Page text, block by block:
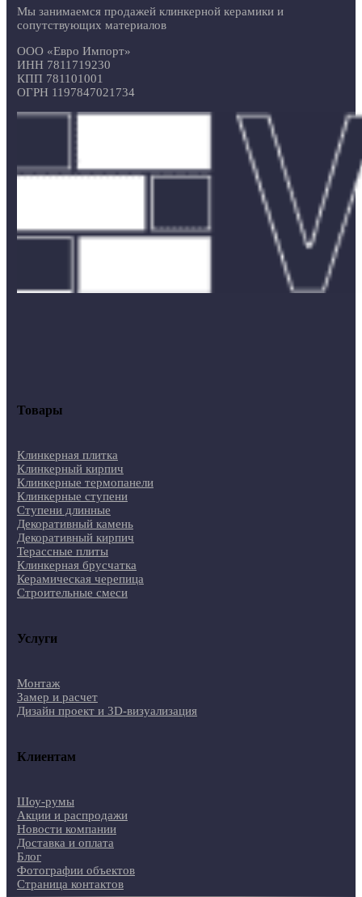
Мы занимаемся продажей клинкерной керамики и
сопутствующих материалов
ООО «Евро Импорт»
ИНН 7811719230
КПП 781101001
ОГРН 1197847021734
Товары
Клинкерная плитка
Клинкерный кирпич
Клинкерные термопанели
Клинкерные ступени
Ступени длинные
Декоративный камень
Декоративный кирпич
Терассные плиты
Клинкерная брусчатка
Керамическая черепица
Строительные смеси
Услуги
Монтаж
Замер и расчет
Дизайн проект и 3D-визуализация
Клиентам
Шоу-румы
Акции и распродажи
Новости компании
Доставка и оплата
Блог
Фотографии объектов
Страница контактов